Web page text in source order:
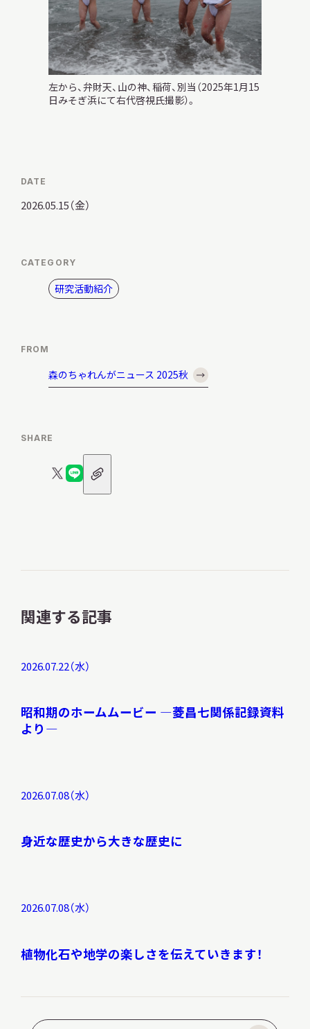
左から、弁財天、山の神、稲荷、別当（2025年1月15
日みそぎ浜にて右代啓視氏撮影）。
DATE
2026.05.15（金）
CATEGORY
研究活動紹介
FROM
森のちゃれんがニュース 2025秋
SHARE
X
LINE
URL
ア
イ
関連する記事
2026.07.22（水）
昭和期のホームムービー ―菱昌七関係記録資料
より―
2026.07.08（水）
身近な歴史から大きな歴史に
2026.07.08（水）
植物化石や地学の楽しさを伝えていきます！